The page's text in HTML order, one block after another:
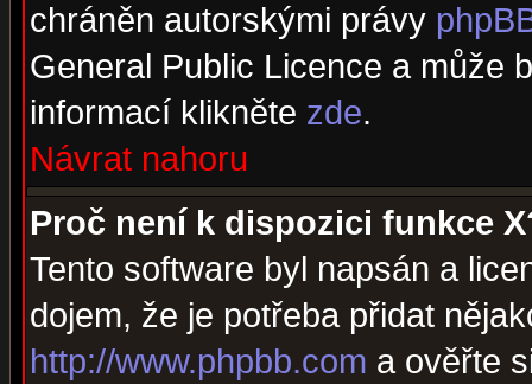
chráněn autorskými právy
General Public Licence a může
informací klikněte zde.
Návrat nahoru
Proč není k dispozici funkce
Tento software byl napsán a
dojem, že je potřeba přidat
http://www.phpbb.com a ověřte